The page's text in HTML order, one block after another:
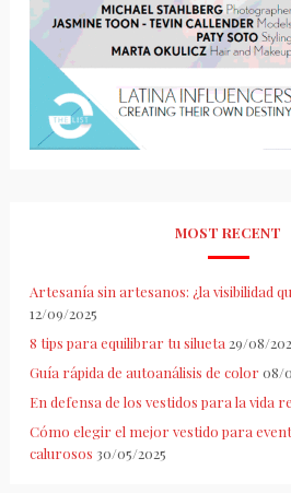
MOST RECENT
Artesanía sin artesanos: ¿la visibilidad
12/09/2025
8 tips para equilibrar tu silueta 29/08/
Guía rápida de autoanálisis de color 08/
En defensa de los vestidos para la vida
Cómo elegir el mejor vestido para
calurosos 30/05/2025